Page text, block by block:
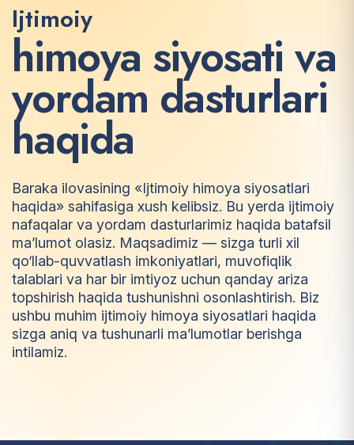
Ijtimoiy
himoya siyosati va
yordam dasturlari
haqida
Baraka ilovasining «Ijtimoiy himoya siyosatlari
haqida» sahifasiga xush kelibsiz. Bu yerda ijtimoiy
nafaqalar va yordam dasturlarimiz haqida batafsil
ma’lumot olasiz. Maqsadimiz — sizga turli xil
qo‘llab-quvvatlash imkoniyatlari, muvofiqlik
talablari va har bir imtiyoz uchun qanday ariza
topshirish haqida tushunishni osonlashtirish. Biz
ushbu muhim ijtimoiy himoya siyosatlari haqida
sizga aniq va tushunarli ma’lumotlar berishga
intilamiz.